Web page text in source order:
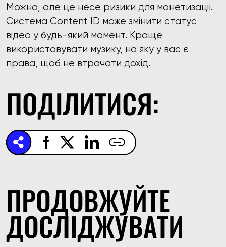
Можна, але це несе ризики для монетизації.
Система Content ID може змінити статус
відео у будь-який момент. Краще
використовувати музику, на яку у вас є
права, щоб не втрачати дохід.
ПОДІЛИТИСЯ:
ПРОДОВЖУЙТЕ
ДОСЛІДЖУВАТИ